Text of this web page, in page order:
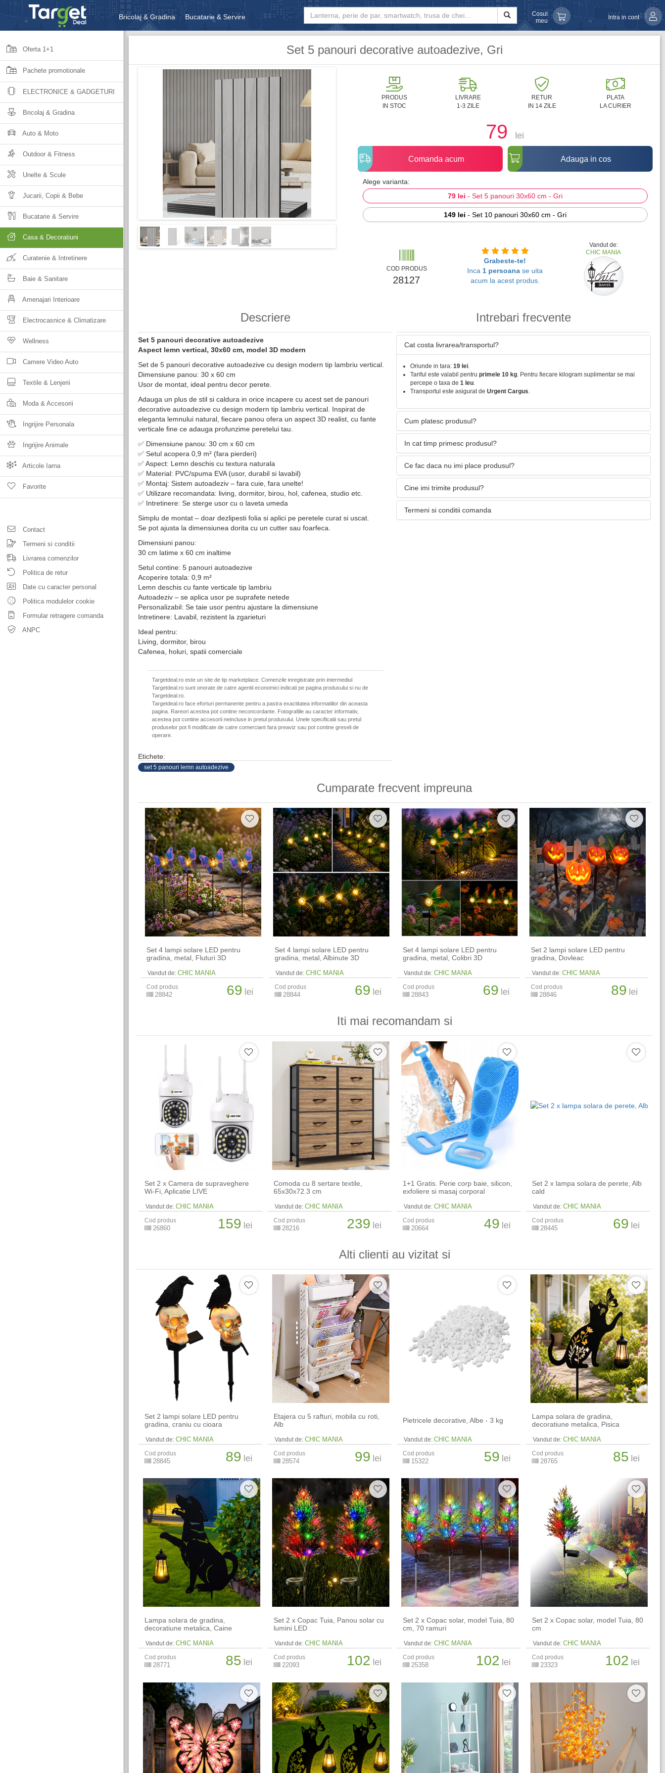
Bricolaj & Gradina Bucatarie & Servire
Unelte & Scule Jucarii, Copii & Bebe
Cosul
meu
Intra in cont
Oferta 1+1
Pachete promotionale
ELECTRONICE & GADGETURI
Bricolaj & Gradina
Auto & Moto
Outdoor & Fitness
Unelte & Scule
Jucarii, Copii & Bebe
Bucatarie & Servire
Casa & Decoratiuni
Curatenie & Intretinere
Baie & Sanitare
Amenajari Interioare
Electrocasnice & Climatizare
Wellness
Camere Video Auto
Textile & Lenjerii
Moda & Accesorii
Ingrijire Personala
Ingrijire Animale
Articole Iarna
Favorite
Contact
Termeni si conditii
Livrarea comenzilor
Politica de retur
Date cu caracter personal
Politica modulelor cookie
Formular retragere comanda
ANPC
Set 5 panouri decorative autoadezive, Gri
PRODUS
IN STOC
LIVRARE
1-3 ZILE
RETUR
IN 14 ZILE
PLATA
LA CURIER
79 lei
Comanda acum Adauga in cos
Alege varianta:
79 lei - Set 5 panouri 30x60 cm - Gri
149 lei - Set 10 panouri 30x60 cm - Gri
COD PRODUS
28127
Grabeste-te!
Inca 1 persoana se uita
acum la acest produs.
Vandut de:
CHIC MANIA
Descriere
Set 5 panouri decorative autoadezive
Aspect lemn vertical, 30x60 cm, model 3D modern
Set de 5 panouri decorative autoadezive cu design modern tip lambriu vertical.
Dimensiune panou: 30 x 60 cm
Usor de montat, ideal pentru decor perete.
Adauga un plus de stil si caldura in orice incapere cu acest set de panouri
decorative autoadezive cu design modern tip lambriu vertical. Inspirat de
eleganta lemnului natural, fiecare panou ofera un aspect 3D realist, cu fante
verticale fine ce adauga profunzime peretelui tau.
✅ Dimensiune panou: 30 cm x 60 cm
✅ Setul acopera 0,9 m² (fara pierderi)
✅ Aspect: Lemn deschis cu textura naturala
✅ Material: PVC/spuma EVA (usor, durabil si lavabil)
✅ Montaj: Sistem autoadeziv – fara cuie, fara unelte!
✅ Utilizare recomandata: living, dormitor, birou, hol, cafenea, studio etc.
✅ Intretinere: Se sterge usor cu o laveta umeda
Simplu de montat – doar dezlipesti folia si aplici pe peretele curat si uscat.
Se pot ajusta la dimensiunea dorita cu un cutter sau foarfeca.
Dimensiuni panou:
30 cm latime x 60 cm inaltime
Setul contine: 5 panouri autoadezive
Acoperire totala: 0,9 m²
Lemn deschis cu fante verticale tip lambriu
Autoadeziv – se aplica usor pe suprafete netede
Personalizabil: Se taie usor pentru ajustare la dimensiune
Intretinere: Lavabil, rezistent la zgarieturi
Ideal pentru:
Living, dormitor, birou
Cafenea, holuri, spatii comerciale
Targetdeal.ro este un site de tip marketplace. Comenzile inregistrate prin intermediul
Targetdeal.ro sunt onorate de catre agentii economici indicati pe pagina produsului si nu de
Targetdeal.ro.
Targetdeal.ro face eforturi permanente pentru a pastra exactitatea informatiilor din aceasta
pagina. Rareori acestea pot contine neconcordante. Fotografiile au caracter informativ,
acestea pot contine accesorii neincluse in pretul produsului. Unele specificatii sau pretul
produselor pot fi modificate de catre comerciant fara preaviz sau pot contine greseli de
operare.
Etichete:
set 5 panouri lemn autoadezive
Intrebari frecvente
Cat costa livrarea/transportul?
Oriunde in tara: 19 lei.
Tariful este valabil pentru primele 10 kg. Pentru fiecare kilogram suplimentar se mai
percepe o taxa de 1 leu.
Transportul este asigurat de Urgent Cargus.
Cum platesc produsul?
In cat timp primesc produsul?
Ce fac daca nu imi place produsul?
Cine imi trimite produsul?
Termeni si conditii comanda
Cumparate frecvent impreuna
Set 4 lampi solare LED pentru
gradina, metal, Fluturi 3D
Vandut de: CHIC MANIA
Cod produs
28842 69 lei
Set 4 lampi solare LED pentru
gradina, metal, Albinute 3D
Vandut de: CHIC MANIA
Cod produs
28844 69 lei
Set 4 lampi solare LED pentru
gradina, metal, Colibri 3D
Vandut de: CHIC MANIA
Cod produs
28843 69 lei
Set 2 lampi solare LED pentru
gradina, Dovleac
Vandut de: CHIC MANIA
Cod produs
28846 89 lei
Iti mai recomandam si
Set 2 x Camera de supraveghere
Wi-Fi, Aplicatie LIVE
Vandut de: CHIC MANIA
Cod produs
26860 159 lei
Comoda cu 8 sertare textile,
65x30x72.3 cm
Vandut de: CHIC MANIA
Cod produs
28216 239 lei
1+1 Gratis. Perie corp baie, silicon,
exfoliere si masaj corporal
Vandut de: CHIC MANIA
Cod produs
20664 49 lei
Set 2 x lampa solara de perete, Alb
cald
Vandut de: CHIC MANIA
Cod produs
28445 69 lei
Alti clienti au vizitat si
Set 2 lampi solare LED pentru
gradina, craniu cu cioara
Vandut de: CHIC MANIA
Cod produs
28845 89 lei
Etajera cu 5 rafturi, mobila cu roti,
Alb
Vandut de: CHIC MANIA
Cod produs
28574 99 lei
Pietricele decorative, Albe - 3 kg
Vandut de: CHIC MANIA
Cod produs
15322 59 lei
Lampa solara de gradina,
decoratiune metalica, Pisica
Vandut de: CHIC MANIA
Cod produs
28765 85 lei
Lampa solara de gradina,
decoratiune metalica, Caine
Vandut de: CHIC MANIA
Cod produs
28771 85 lei
Set 2 x Copac Tuia, Panou solar cu
lumini LED
Vandut de: CHIC MANIA
Cod produs
22093 102 lei
Set 2 x Copac solar, model Tuia, 80
cm, 70 ramuri
Vandut de: CHIC MANIA
Cod produs
25358 102 lei
Set 2 x Copac solar, model Tuia, 80
cm
Vandut de: CHIC MANIA
Cod produs
23323 102 lei